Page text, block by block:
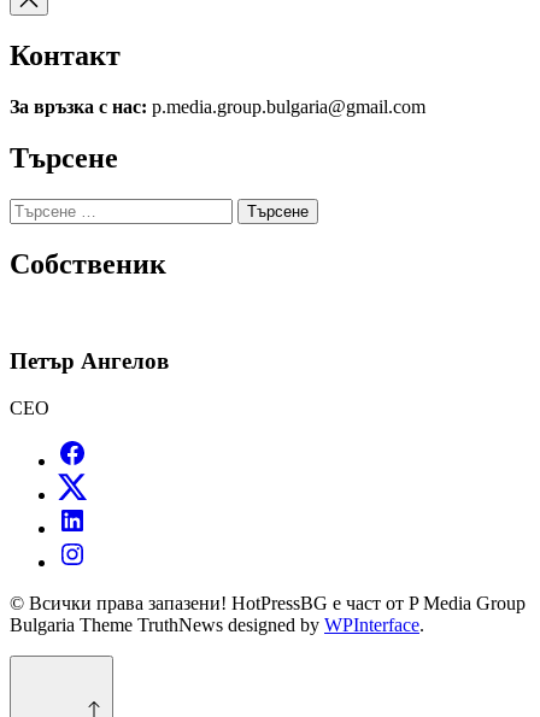
Контакт
За връзка с нас: p.media.group.bulgaria@gmail.com
Търсене
Търсене
за:
Собственик
Петър Ангелов
CEO
© Всички права запазени! HotPressBG е част от P Media Group
Bulgaria Theme TruthNews designed by WPInterface.